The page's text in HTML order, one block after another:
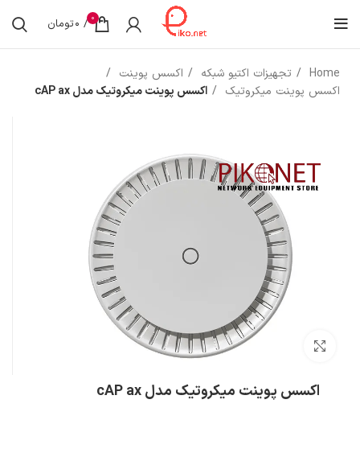
0
/
0تومان
Home تجهیزات اکتیو شبکه
اکسس پوینت
اکسس پوینت میکروتیک
اکسس پوینت میکروتیک مدل cAP ax
بزرگنمایی تصویر
اکسس پوینت میکروتیک مدل cAP ax